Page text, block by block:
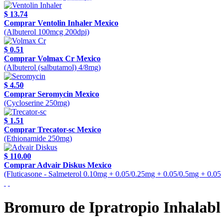
$ 13.74
Comprar Ventolin Inhaler Mexico
(Albuterol 100mcg 200dpi)
$ 0.51
Comprar Volmax Cr Mexico
(Albuterol (salbutamol) 4/8mg)
$ 4.50
Comprar Seromycin Mexico
(Cycloserine 250mg)
$ 1.51
Comprar Trecator-sc Mexico
(Ethionamide 250mg)
$ 110.00
Comprar Advair Diskus Mexico
(Fluticasone - Salmeterol 0.10mg + 0.05/0.25mg + 0.05/0.5mg +
Bromuro de Ipratropio